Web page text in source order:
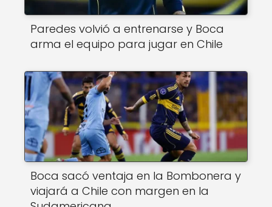
Paredes volvió a entrenarse y Boca
arma el equipo para jugar en Chile
Boca sacó ventaja en la Bombonera y
viajará a Chile con margen en la